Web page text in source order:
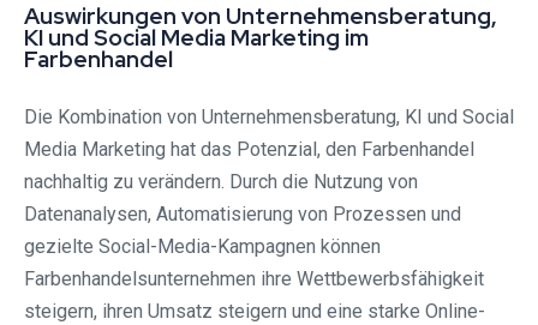
Auswirkungen von Unternehmensberatung,
KI und Social Media Marketing im
Farbenhandel
Die Kombination von Unternehmensberatung, KI und Social
Media Marketing hat das Potenzial, den Farbenhandel
nachhaltig zu verändern. Durch die Nutzung von
Datenanalysen, Automatisierung von Prozessen und
gezielte Social-Media-Kampagnen können
Farbenhandelsunternehmen ihre Wettbewerbsfähigkeit
steigern, ihren Umsatz steigern und eine starke Online-